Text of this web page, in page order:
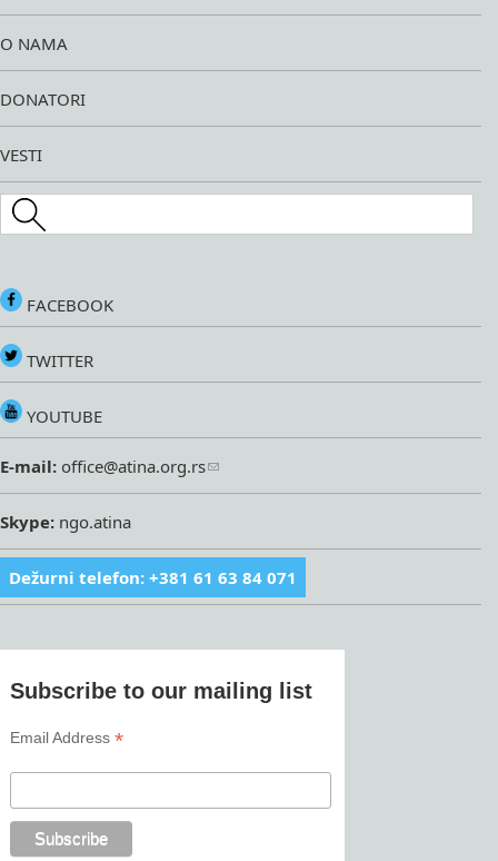
O NAMA
DONATORI
VESTI
Search this site
FACEBOOK
TWITTER
YOUTUBE
E-mail: office@atina.org.rs
Skype: ngo.atina
Dežurni telefon: +381 61 63 84 071
Subscribe to our mailing list
Email Address*